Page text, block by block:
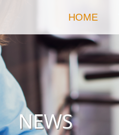
HOME
NEWS